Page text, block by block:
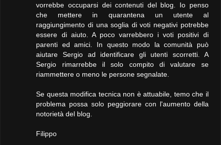
vorrebbe occuparsi dei contenuti del blog. Io penso
che mettere in quarantena un utente al
raggiungimento di una soglia di voti negativi potrebbe
essere di aiuto. A poco varrebbero i voti positivi di
parenti ed amici. In questo modo la comunità può
aiutare Sergio ad identificare gli utenti scorretti. A
Sergio rimarrebbe il solo compito di valutare se
riammettere o meno le persone segnalate.
Se questa modifica tecnica non è attuabile, temo che il
problema possa solo peggiorare con l'aumento della
notorietà del blog.
Filippo